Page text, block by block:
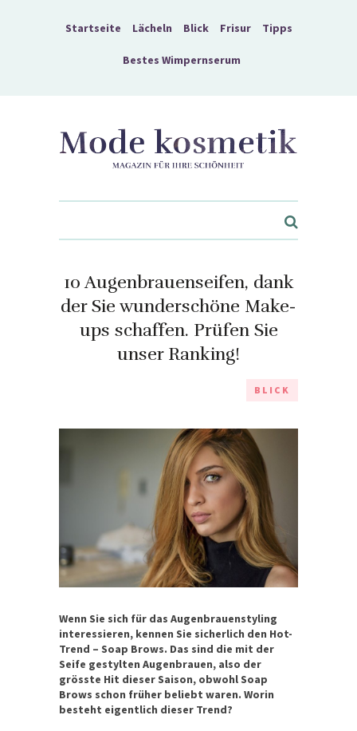
Startseite Lächeln Blick Frisur Tipps
Bestes Wimpernserum
Kosmetik für Ihre Schönheit - Mode kosmetik
10 Augenbrauenseifen, dank
der Sie wunderschöne Make-
ups schaffen. Prüfen Sie
unser Ranking!
BLICK
Wenn Sie sich für das Augenbrauenstyling
interessieren, kennen Sie sicherlich den Hot-
Trend – Soap Brows. Das sind die mit der
Seife gestylten Augenbrauen, also der
grösste Hit dieser Saison, obwohl Soap
Brows schon früher beliebt waren. Worin
besteht eigentlich dieser Trend?